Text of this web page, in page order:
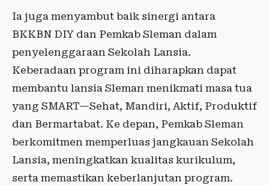
Ia juga menyambut baik sinergi antara
BKKBN DIY dan Pemkab Sleman dalam
penyelenggaraan Sekolah Lansia.
Keberadaan program ini diharapkan dapat
membantu lansia Sleman menikmati masa tua
yang SMART—Sehat, Mandiri, Aktif, Produktif
dan Bermartabat. Ke depan, Pemkab Sleman
berkomitmen memperluas jangkauan Sekolah
Lansia, meningkatkan kualitas kurikulum,
serta memastikan keberlanjutan program.